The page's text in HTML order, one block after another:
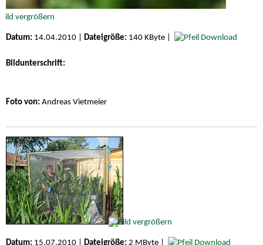
Datum: 14.04.2010 | Dateigröße: 140 KByte | Download
Bildunterschrift:
Foto von: Andreas Vietmeier
Datum: 15.07.2010 | Dateigröße: 2 MByte | Download